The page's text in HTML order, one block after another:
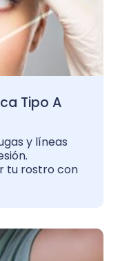
Tipo A
y líneas
tu rostro con